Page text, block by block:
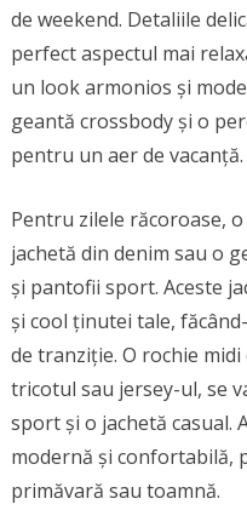
de weekend. Detaliile
perfect aspectul mai
un look armonios și
geantă crossbody și o
pentru un aer de vacanță.
Pentru zilele răcoroase,
jachetă din denim sau o
și pantofii sport. Aceste
și cool ținutei tale,
de tranziție. O rochie
tricotul sau jersey-ul, se
sport și o jachetă casual.
modernă și confortabilă,
primăvară sau toamnă.